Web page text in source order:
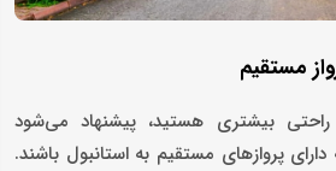
مستقیم
بیشتری هستید، پیشنهاد می‌شود
پروازهای مستقیم به استانبول باشند.